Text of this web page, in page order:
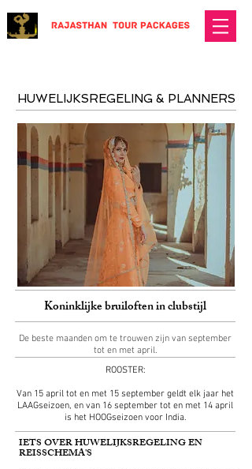
HUWELIJKSREGELING & PLANNERS
Koninklijke bruiloften in clubstijl
De beste maanden om te trouwen zijn van september
tot en met april.
ROOSTER:
Van 15 april tot en met 15 september geldt elk jaar het
LAAGseizoen, en van 16 september tot en met 14 april
is het HOOGseizoen voor India.
IETS OVER HUWELIJKSREGELING EN
REISSCHEMA'S